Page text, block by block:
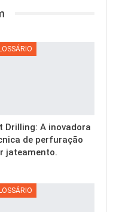
Drilling: A inovadora
de perfuração
jateamento.